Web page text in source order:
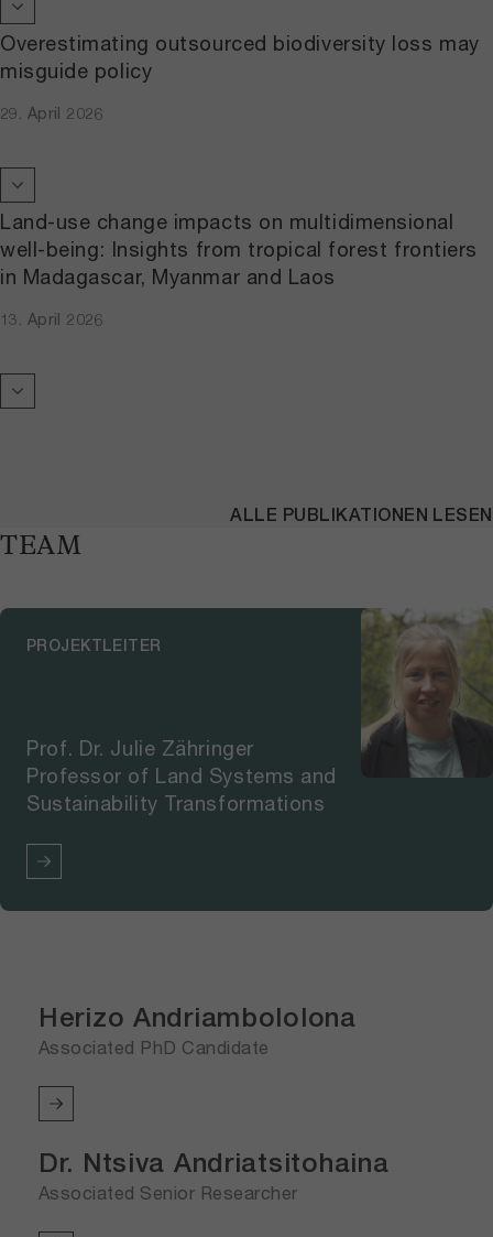
Overestimating outsourced biodiversity loss may
misguide policy
29. April 2026
Land-use change impacts on multidimensional
well-being: Insights from tropical forest frontiers
in Madagascar, Myanmar and Laos
13. April 2026
ALLE PUBLIKATIONEN LESEN
TEAM
PROJEKTLEITER
Prof. Dr. Julie Zähringer
Professor of Land Systems and
Sustainability Transformations
Herizo Andriambololona
Associated PhD Candidate
Dr. Ntsiva Andriatsitohaina
Associated Senior Researcher